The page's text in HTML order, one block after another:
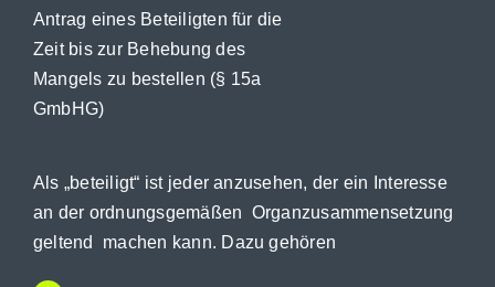
Kontakt
nach:
Antrag eines Beteiligten für die
Zeit bis zur Behebung des
Mangels zu bestellen (§ 15a
GmbHG)
Als „beteiligt“ ist jeder anzusehen, der ein Interesse
an der ordnungsgemäßen Organzusammensetzung
geltend machen kann. Dazu gehören